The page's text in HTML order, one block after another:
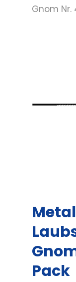
Gnom Nr.
Pack